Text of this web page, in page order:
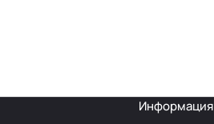
Информация